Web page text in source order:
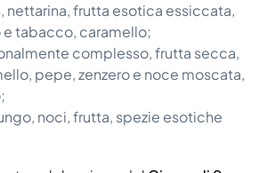
nettarina, frutta esotica essiccata,
e tabacco, caramello;
complesso, frutta secca,
pepe, zenzero e noce moscata,
noci, frutta, spezie esotiche